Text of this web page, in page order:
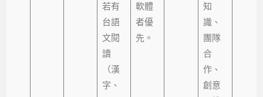
若有
台語
文閱
讀
（漢
字、
軟體
者優
先。
知
識、
團隊
合
作、
創意